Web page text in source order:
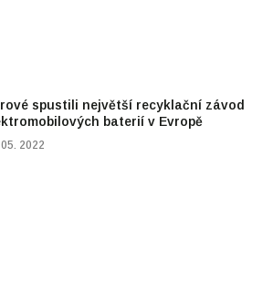
spustili největší recyklační závod
baterií v Evropě
2022